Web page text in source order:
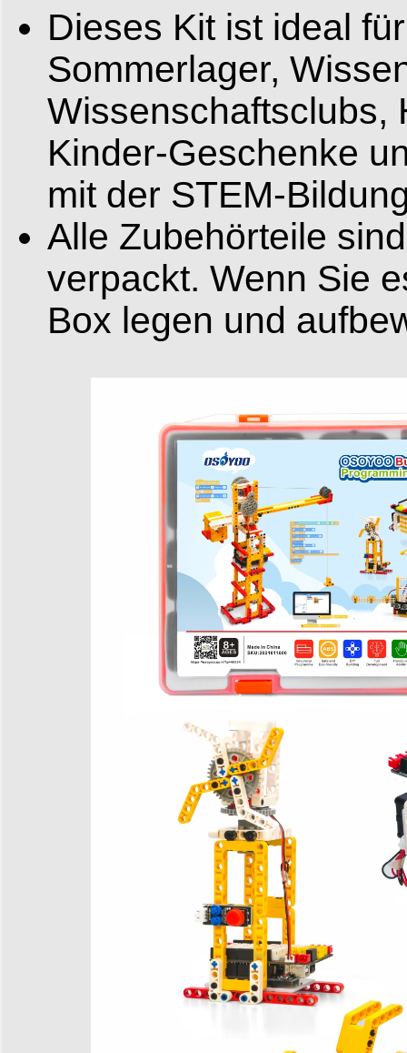
Dieses Kit ist ideal
Sommerlager,
Wissenschaftsclubs,
Kinder-Geschenke
mit der STEM-
Alle Zubehörteile
verpackt. Wenn Sie
Box legen und